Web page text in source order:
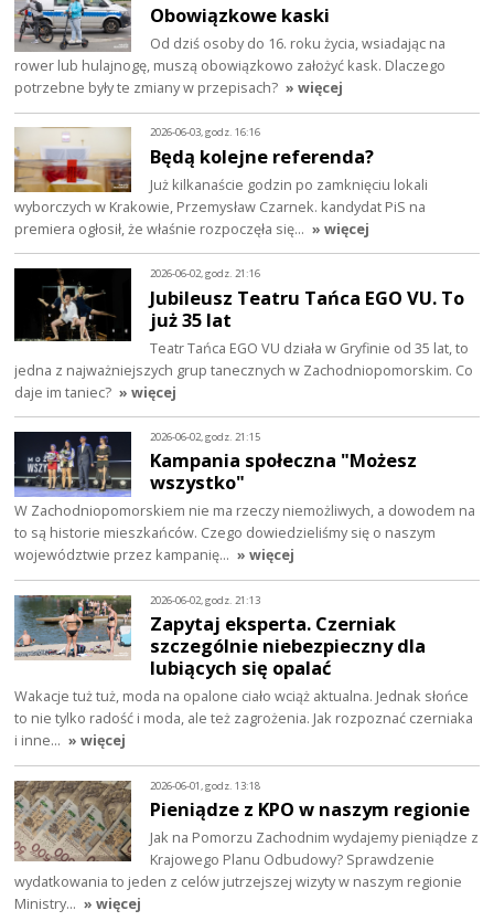
Obowiązkowe kaski
Od dziś osoby do 16. roku życia, wsiadając na
rower lub hulajnogę, muszą obowiązkowo założyć kask. Dlaczego
potrzebne były te zmiany w przepisach? » więcej
2026-06-03, godz. 16:16
Będą kolejne referenda?
Już kilkanaście godzin po zamknięciu lokali
wyborczych w Krakowie, Przemysław Czarnek. kandydat PiS na
premiera ogłosił, że właśnie rozpoczęła się… » więcej
2026-06-02, godz. 21:16
Jubileusz Teatru Tańca EGO VU. To
już 35 lat
Teatr Tańca EGO VU działa w Gryfinie od 35 lat, to
jedna z najważniejszych grup tanecznych w Zachodniopomorskim. Co
daje im taniec? » więcej
2026-06-02, godz. 21:15
Kampania społeczna "Możesz
wszystko"
W Zachodniopomorskiem nie ma rzeczy niemożliwych, a dowodem na
to są historie mieszkańców. Czego dowiedzieliśmy się o naszym
województwie przez kampanię… » więcej
2026-06-02, godz. 21:13
Zapytaj eksperta. Czerniak
szczególnie niebezpieczny dla
lubiących się opalać
Wakacje tuż tuż, moda na opalone ciało wciąż aktualna. Jednak słońce
to nie tylko radość i moda, ale też zagrożenia. Jak rozpoznać czerniaka
i inne… » więcej
2026-06-01, godz. 13:18
Pieniądze z KPO w naszym regionie
Jak na Pomorzu Zachodnim wydajemy pieniądze z
Krajowego Planu Odbudowy? Sprawdzenie
wydatkowania to jeden z celów jutrzejszej wizyty w naszym regionie
Ministry… » więcej